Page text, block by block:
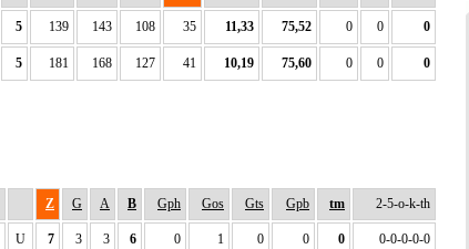
5 139 143 108 35 11,33 75,52 0 0 0
5 181 168 127 41 10,19 75,60 0 0 0
Z G A B Gph Gos Gts Gpb tm 2-5-o-k-th
U 7 3 3 6 0 1 0 0 0 0-0-0-0-0